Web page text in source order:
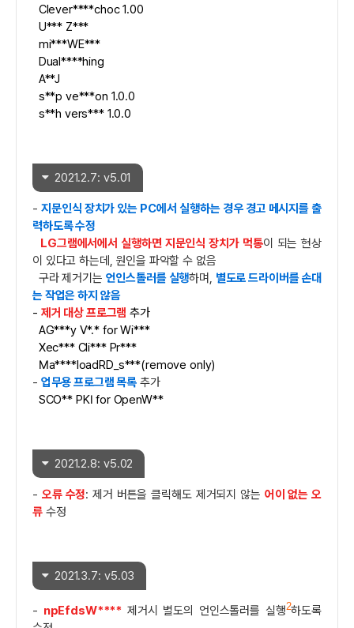
Clever****choc 1.00
U*** Z***
mi***WE***
Dual****hing
A**J
s**p ve***on 1.0.0
s**h vers*** 1.0.0
2021.2.7: v5.01
-지문인식 장치가 있는 PC에서 실행하는 경우 경고 메시지를 출
력하도록 수정
LG그램에서에서 실행하면 지문인식 장치가 먹통이 되는 현상
이 있다고 하는데, 원인을 파악할 수 없음
구라 제거기는 언인스톨러를 실행하며, 별도로 드라이버를 손대
는 작업은 하지 않음
제거 대상 프로그램 추가
AG***y V*.* for Wi***
Xec*** Cli*** Pr***
Ma****loadRD_s***(remove only)
업무용 프로그램 목록 추가
SCO** PKI for OpenW**
2021.2.8: v5.02
오류 수정: 제거 버튼을 클릭해도 제거되지 않는 어이 없는 오
류수정
2021.3.7: v5.03
npEfdsW**** 제거시 별도의 언인스톨러를 실행2하도록